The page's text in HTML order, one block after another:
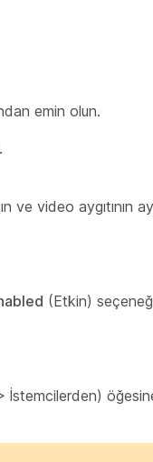
emin olun.
ve video aygıtının
(Etkin)
İstemcilerden)